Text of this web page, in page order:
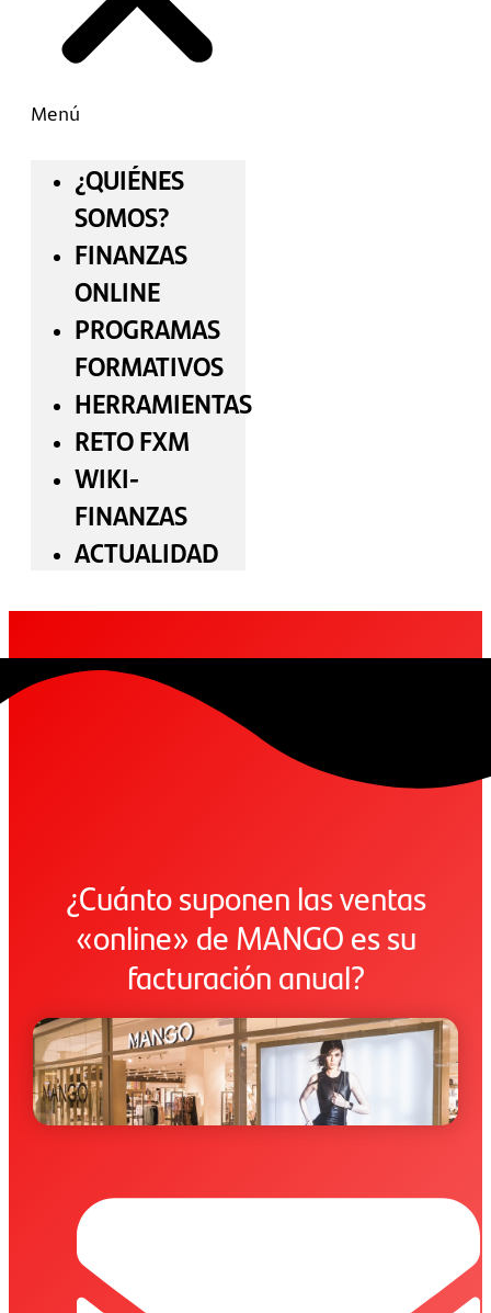
Menú
¿QUIÉNES
SOMOS?
FINANZAS
ONLINE
PROGRAMAS
FORMATIVOS
HERRAMIENTAS
RETO FXM
WIKI-
FINANZAS
ACTUALIDAD
¿Cuánto suponen las ventas
«online» de MANGO es su
facturación anual?